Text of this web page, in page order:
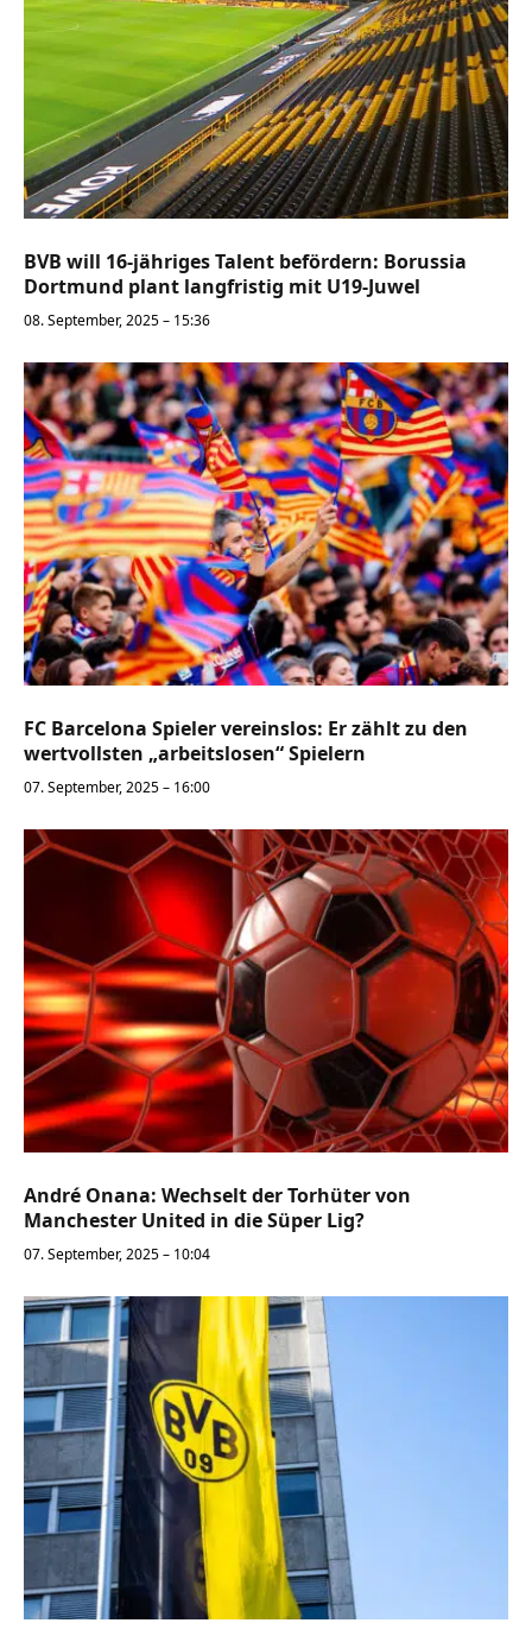
BVB will 16-jähriges Talent befördern: Borussia
Dortmund plant langfristig mit U19-Juwel
08. September, 2025 – 15:36
FC Barcelona Spieler vereinslos: Er zählt zu den
wertvollsten „arbeitslosen“ Spielern
07. September, 2025 – 16:00
André Onana: Wechselt der Torhüter von
Manchester United in die Süper Lig?
07. September, 2025 – 10:04